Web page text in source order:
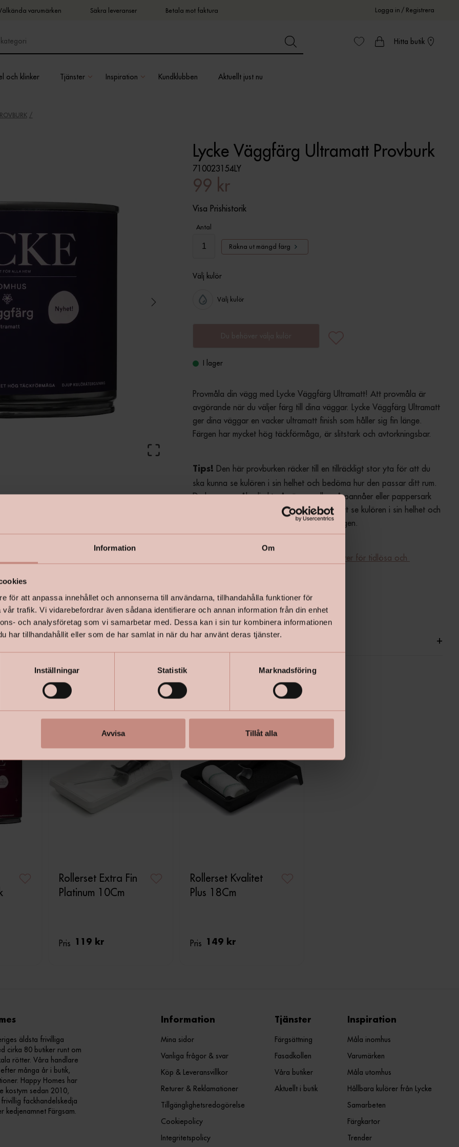
Information Om
för att anpassa innehållet och annonserna till användarna, tillhandahålla funktioner för
trafik. Vi vidarebefordrar även sådana identifierare och annan information från din enhet
och analysföretag som vi samarbetar med. Dessa kan i sin tur kombinera informationen
har tillhandahållit eller som de har samlat in när du har använt deras tjänster.
Inställningar Statistik Marknadsföring
Avvisa Tillåt alla
varumärken Säkra leveranser Betala mot faktura Logga in / Registrera
Hitta butik
och klinker Tjänster Inspiration Kundklubben Aktuellt just nu
Lycke Väggfärg Ultramatt Provburk
710023154LY
99 kr
Visa Prishistorik
Antal
Räkna ut mängd färg
Välj kulör
Välj kulör
I lager
Provmåla din vägg med Lycke Väggfärg Ultramatt! Att provmåla är
avgörande när du väljer färg till dina väggar. Lycke Väggfärg Ultramatt
ger dina väggar en vacker ultramatt finish som håller sig fin länge.
Färgen har mycket hög täckförmåga, är slitstark och avtorkningsbar.
Tips! Den här provburken räcker till en tillräckligt stor yta för att du
ska kunna se kulören i sin helhet och bedöma hur den passar ditt rum.
Du kan provmåla direkt på väggen eller på pannåer eller pappersark
som du enkelt kan flytta runt i rummet för att se kulören i sin helhet och
hur ljuset faller på kulören olika tider på dagen.
Inspireras till ditt kulörval - 40 hållbara kulörer för tidlösa och
Läs mer i produktdatabladet - klicka här
+ Specifikationer +
Rollerset Extra Fin
Platinum 10Cm
Pris 119 kr
Rollerset Kvalitet
Plus 18Cm
Pris 149 kr
äldsta frivilliga
cirka 80 butiker runt om
rötter. Våra handlare
många år i butik,
Happy Homes har
kostym sedan 2010,
fackhandelskedja
kedjenamnet Färgsam.
Information
Mina sidor
Vanliga frågor & svar
Köp & Leveransvillkor
Returer & Reklamationer
Tillgänglighetsredogörelse
Cookiepolicy
Integritetspolicy
Tjänster
Färgsättning
Fasadkollen
Våra butiker
Aktuellt i butik
Inspiration
Måla inomhus
Varumärken
Måla utomhus
Hållbara kulörer från Lycke
Samarbeten
Färgkartor
Trender